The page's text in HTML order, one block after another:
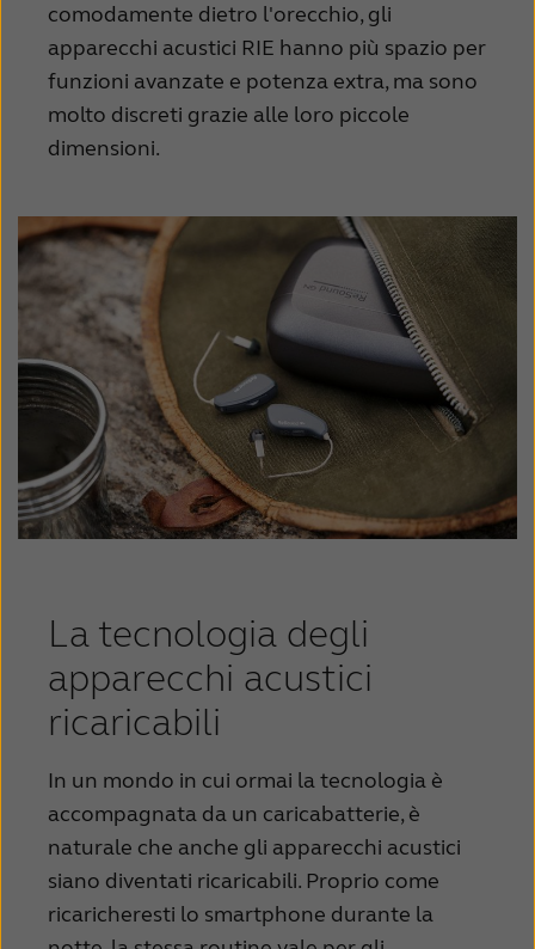
Suomi Sverige
United Kingdom
عربي
comodamente dietro l'orecchio, gli
apparecchi acustici RIE hanno più spazio per
funzioni avanzate e potenza extra, ma sono
molto discreti grazie alle loro piccole
dimensioni.
La tecnologia degli
apparecchi acustici
ricaricabili
In un mondo in cui ormai la tecnologia è
accompagnata da un caricabatterie, è
naturale che anche gli apparecchi acustici
siano diventati ricaricabili. Proprio come
ricaricheresti lo smartphone durante la